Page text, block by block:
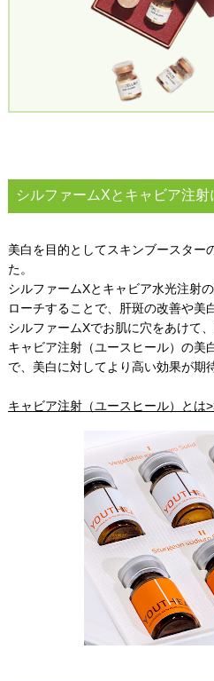
シルファームXとキャビア注
美白を目的としてスキンブースター
た。
シルファームXとキャビア水光注射
ローチすることで、肝斑の改善や美
シルファームXでお肌に穴をあけて
キャビア注射（ユースヒール）の美
で、美白に対してより高い効果が期
キャビア注射（ユースヒール）とは